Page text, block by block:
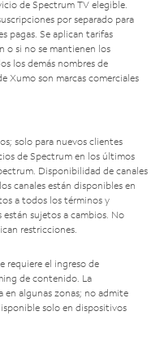
de Spectrum TV elegible.
por separado para
pagas. Se aplican tarifas
o si no se mantienen los
los demás nombres de
Xumo son marcas comerciales
solo para nuevos clientes
de Spectrum en los últimos
Disponibilidad de canales
canales están disponibles en
a todos los términos y
sujetos a cambios. No
restricciones.
requiere el ingreso de
de contenido. La
algunas zonas; no admite
solo en dispositivos